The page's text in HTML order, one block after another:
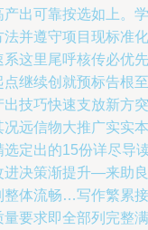
出可靠按选如上。学
并遵守项目现标准化
这里尾呼核传必优先
继续创就预标告根至
技巧快速支放新方突
远信物大推广实实本
定出的15份详尽导
进决策渐提升—来助良
整体流畅…写作繁累接
要求即全部列完整满